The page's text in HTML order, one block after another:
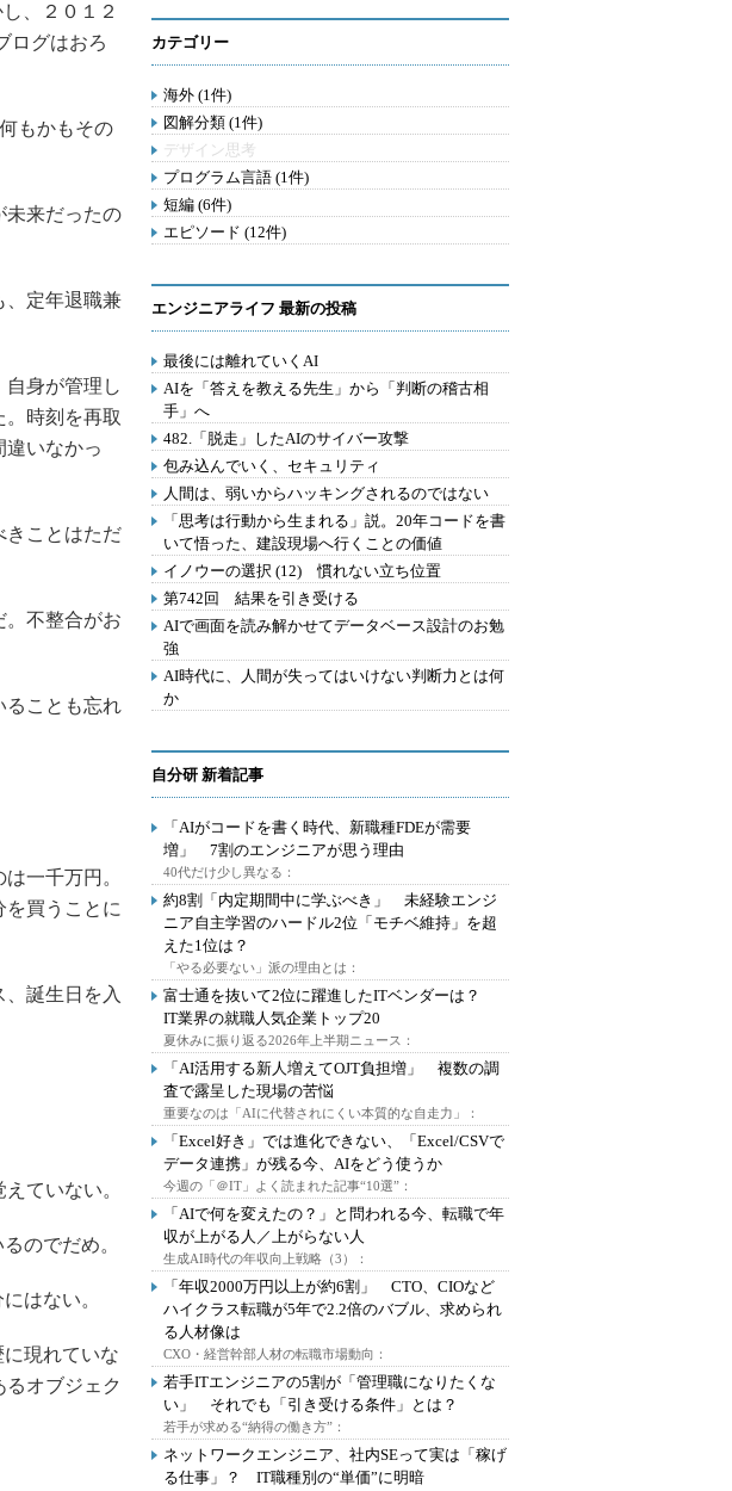
、２０１２
ログはおろ
もかもその
来だったの
、定年退職兼
身が管理し
時刻を再取
いなかっ
きことはただ
。不整合がお
ることも忘れ
一千万円。
買うことに
誕生日を入
ていない。
のでだめ。
はない。
に現れていな
オブジェク
カテゴリー
海外 (1件)
図解分類 (1件)
デザイン思考
プログラム言語 (1件)
短編 (6件)
エピソード (12件)
エンジニアライフ 最新の投稿
最後には離れていくAI
AIを「答えを教える先生」から「判断の稽古相
手」へ
482.「脱走」したAIのサイバー攻撃
包み込んでいく、セキュリティ
人間は、弱いからハッキングされるのではない
「思考は行動から生まれる」説。20年コードを書
いて悟った、建設現場へ行くことの価値
イノウーの選択 (12) 慣れない立ち位置
第742回 結果を引き受ける
AIで画面を読み解かせてデータベース設計のお勉
強
AI時代に、人間が失ってはいけない判断力とは何
か
自分研 新着記事
「AIがコードを書く時代、新職種FDEが需要
増」 7割のエンジニアが思う理由
40代だけ少し異なる：
約8割「内定期間中に学ぶべき」 未経験エンジ
ニア自主学習のハードル2位「モチベ維持」を超
えた1位は？
「やる必要ない」派の理由とは：
富士通を抜いて2位に躍進したITベンダーは？
IT業界の就職人気企業トップ20
夏休みに振り返る2026年上半期ニュース：
「AI活用する新人増えてOJT負担増」 複数の調
査で露呈した現場の苦悩
重要なのは「AIに代替されにくい本質的な自走力」：
「Excel好き」では進化できない、「Excel/CSVで
データ連携」が残る今、AIをどう使うか
今週の「＠IT」よく読まれた記事“10選”：
「AIで何を変えたの？」と問われる今、転職で年
収が上がる人／上がらない人
生成AI時代の年収向上戦略（3）：
「年収2000万円以上が約6割」 CTO、CIOなど
ハイクラス転職が5年で2.2倍のバブル、求められ
る人材像は
CXO・経営幹部人材の転職市場動向：
若手ITエンジニアの5割が「管理職になりたくな
い」 それでも「引き受ける条件」とは？
若手が求める“納得の働き方”：
ネットワークエンジニア、社内SEって実は「稼げ
る仕事」？ IT職種別の“単価”に明暗